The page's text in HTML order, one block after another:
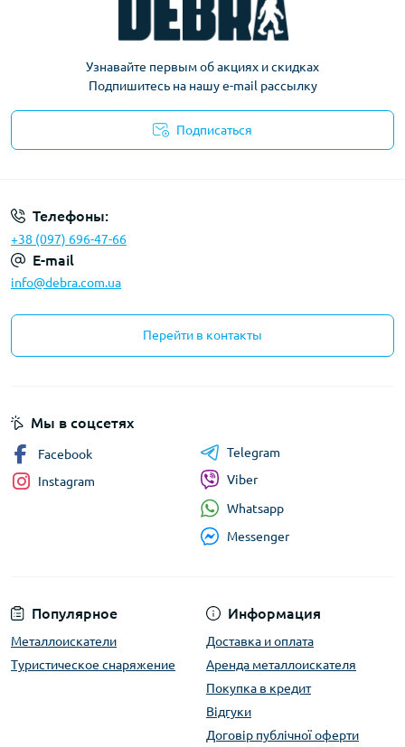
Узнавайте первым об акциях и скидках
Подпишитесь на нашу e-mail рассылку
Подписаться
Телефоны:
+38 (097) 696-47-66
E-mail
info@debra.com.ua
Перейти в контакты
Популярное
Металлоискатели
Туристическое снаряжение
Информация
Доставка и оплата
Аренда металлоискателя
Покупка в кредит
Відгуки
Договір публічної оферти
Мы в соцсетях
Facebook
Instagram
Telegram
Viber
Whatsapp
Messenger